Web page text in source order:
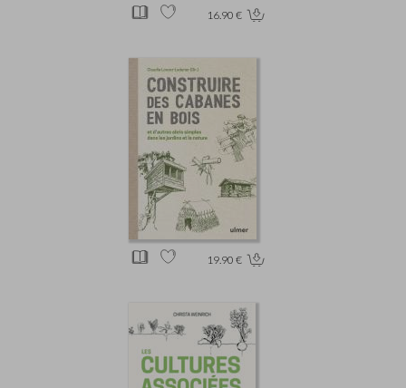
16.90 €
19.90 €